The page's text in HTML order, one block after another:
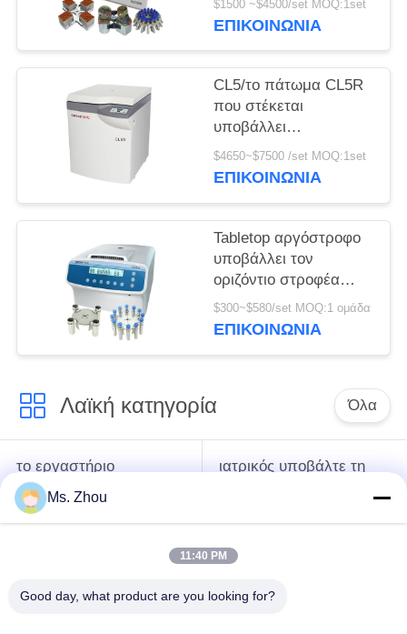
αργόστροφο
$1500 ~$4500/set MOQ:1set
ΕΠΙΚΟΙΝΩΝΊΑ
CL5/το πάτωμα CL5R
που στέκεται
υποβάλλει
αργόστροφο 5000r/Min
με το στροφέα
$4650~$7500 /set MOQ:1set
ΕΠΙΚΟΙΝΩΝΊΑ
Tabletop αργόστροφο
υποβάλλει τον
οριζόντιο στροφέα
12x15ml l420-α
4200rpm σε
$300~$580/set MOQ:1 ομάδα
ΕΠΙΚΟΙΝΩΝΊΑ
Λαϊκή κατηγορία Όλα
το εργαστήριο
υποβάλλει τη μηχανή
σε φυγοκέντρωση
ιατρικός υποβάλτε τη
σε φυγοκέντρωση
κατεψυγμένος
σε φυγοκέντρωση
Ms. Zhou
11:40 PM
Good day, what product are you looking for?